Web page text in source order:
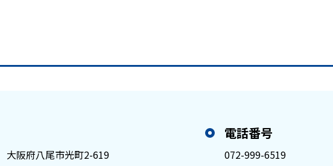
大阪府八尾市光町2-619
電話番号
072-999-6519